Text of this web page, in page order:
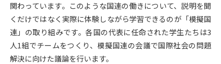
大学で学べる内容や特徴を調べる
新増設大学・学部・学科特集
国際・グローバルに強い大学特
関わっています。このような国連の働きについて、説明を聞
くだけではなく実際に体験しながら学習できるのが「模擬国
連」の取り組みです。各国の代表に任命された学生たちは3
人1組でチームをつくり、模擬国連の会議で国際社会の問題
解決に向けた議論を行います。